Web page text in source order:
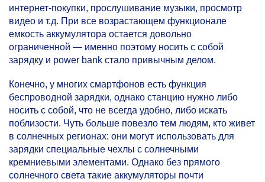
интернет-покупки, прослушивание музыки, просмотр
видео и т.д. При все возрастающем функционале
емкость аккумулятора остается довольно
ограниченной — именно поэтому носить с собой
зарядку и power bank стало привычным делом.
Конечно, у многих смартфонов есть функция
беспроводной зарядки, однако станцию нужно либо
носить с собой, что не всегда удобно, либо искать
поблизости. Чуть больше повезло тем людям, кто живет
в солнечных регионах: они могут использовать для
зарядки специальные чехлы с солнечными
кремниевыми элементами. Однако без прямого
солнечного света такие аккумуляторы почти